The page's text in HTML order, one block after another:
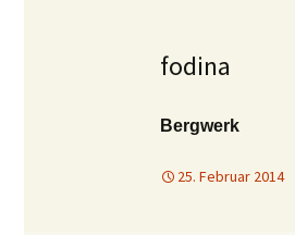
fodina
Bergwerk
25. Februar 2014